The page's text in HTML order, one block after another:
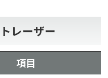
レーザー
項目